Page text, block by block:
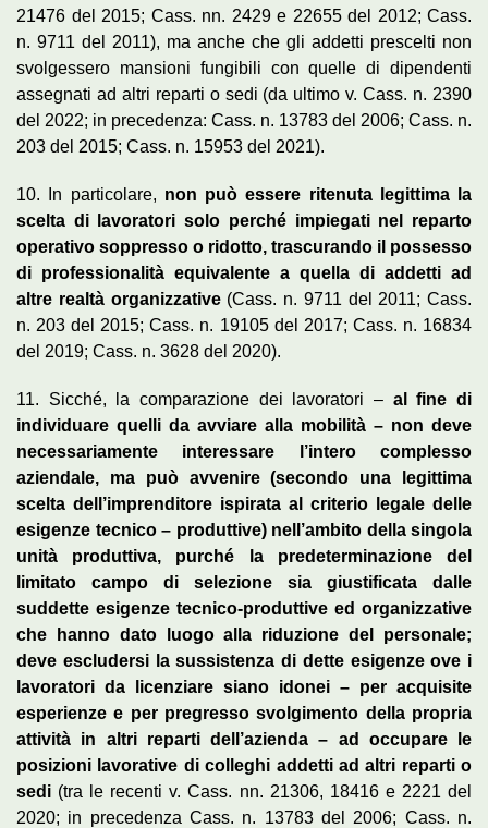
21476 del 2015; Cass. nn. 2429 e 22655 del 2012; Cass.
n. 9711 del 2011), ma anche che gli addetti prescelti non
svolgessero mansioni fungibili con quelle di dipendenti
assegnati ad altri reparti o sedi (da ultimo v. Cass. n. 2390
del 2022; in precedenza: Cass. n. 13783 del 2006; Cass. n.
203 del 2015; Cass. n. 15953 del 2021).
10. In particolare, non può essere ritenuta legittima la
scelta di lavoratori solo perché impiegati nel reparto
operativo soppresso o ridotto, trascurando il possesso
di professionalità equivalente a quella di addetti ad
altre realtà organizzative(Cass. n. 9711 del 2011; Cass.
n. 203 del 2015; Cass. n. 19105 del 2017; Cass. n. 16834
del 2019; Cass. n. 3628 del 2020).
11. Sicché, la comparazione dei lavoratori – al fine di
individuare quelli da avviare alla mobilità – non deve
necessariamente interessare l’intero complesso
aziendale, ma può avvenire (secondo una legittima
scelta dell’imprenditore ispirata al criterio legale delle
esigenze tecnico – produttive) nell’ambito della singola
unità produttiva, purché la predeterminazione del
limitato campo di selezione sia giustificata dalle
suddette esigenze tecnico-produttive ed organizzative
che hanno dato luogo alla riduzione del personale;
deve escludersi la sussistenza di dette esigenze ove i
lavoratori da licenziare siano idonei – per acquisite
esperienze e per pregresso svolgimento della propria
attività in altri reparti dell’azienda – ad occupare le
posizioni lavorative di colleghi addetti ad altri reparti o
sedi (tra le recenti v. Cass. nn. 21306, 18416 e 2221 del
2020; in precedenza Cass. n. 13783 del 2006; Cass. n.